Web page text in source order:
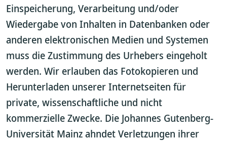
Einspeicherung, Verarbeitung und/oder
Wiedergabe von Inhalten in Datenbanken oder
anderen elektronischen Medien und Systemen
muss die Zustimmung des Urhebers eingeholt
werden. Wir erlauben das Fotokopieren und
Herunterladen unserer Internetseiten für
private, wissenschaftliche und nicht
kommerzielle Zwecke. Die Johannes Gutenberg-
Universität Mainz ahndet Verletzungen ihrer